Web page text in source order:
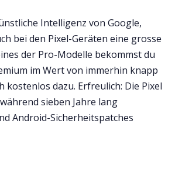
Intelligenz von Google,
bei den Pixel-Geräten eine grosse
der Pro-Modelle bekommst du
im Wert von immerhin knapp
kostenlos dazu. Erfreulich: Die Pixel
sieben Jahre lang
Android-Sicherheitspatches